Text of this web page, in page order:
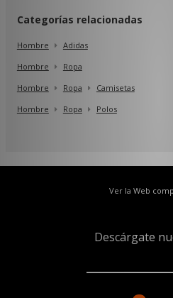
Categorías relacionadas
Hombre
Adidas
Hombre
Ropa
Hombre
Ropa
Camisetas
Hombre
Ropa Polos
Ver la Web
Descárgate